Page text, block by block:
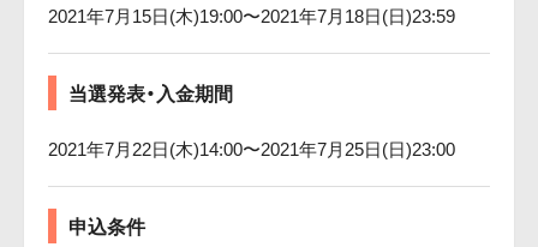
2021年7月15日(木)19:00〜2021年7月18日(日)23:59
当選発表・入金期間
2021年7月22日(木)14:00〜2021年7月25日(日)23:00
申込条件